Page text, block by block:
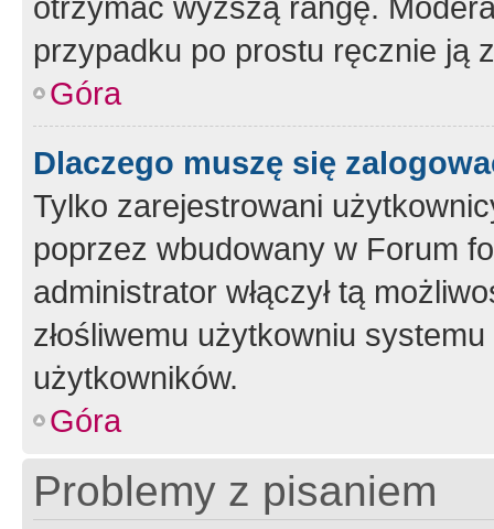
przypadku po prostu ręcznie ją
Góra
Dlaczego muszę się
Tylko zarejestrowani
poprzez wbudowany w Forum
administrator włączył tą
złośliwemu użytkowniu
użytkowników.
Góra
Problemy z pisaniem